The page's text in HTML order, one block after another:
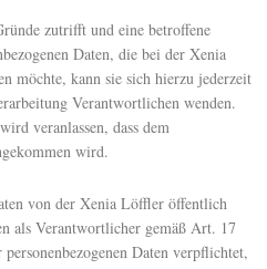
zutrifft und eine betroffene
Daten, die bei der Xenia
möchte, kann sie sich hierzu jederzeit
Verantwortlichen wenden.
veranlassen, dass dem
wird.
von der Xenia Löffler öffentlich
als Verantwortlicher gemäß Art. 17
Daten verpflichtet,